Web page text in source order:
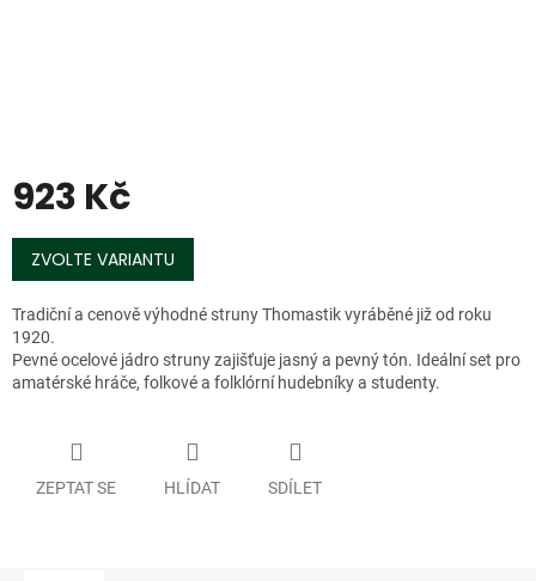
923 Kč
Měrná
cena:
ZVOLTE VARIANTU
Tradiční a cenově výhodné struny Thomastik vyráběné již od roku
1920.
Pevné ocelové jádro struny zajišťuje jasný a pevný tón. Ideální set pro
amatérské hráče, folkové a folklórní hudebníky a studenty.
ZEPTAT SE HLÍDAT SDÍLET